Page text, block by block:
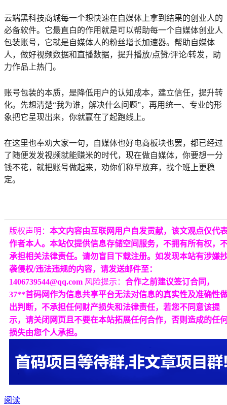
云端黑科技商城每一个想快速在自媒体上拿到结果的创业人的
必备软件。它最直白的作用就是可以帮助每一个自媒体创业人
包装账号，它就是自媒体人的粉丝增长加速器。帮助自媒体
人，做好视频数据和直播数据，提升播放/点赞/评论/转发，助
力作品上热门。
账号包装的本质，是降低用户的认知成本，建立信任，提升转
化。先想清楚“我为谁，解决什么问题”，再用统一、专业的形
象把它呈现出来，你就赢在了起跑线上。
在这里也奉劝大家一句，自媒体也好电商板块也罢，都已经过
了随便发发视频就能赚米的时代，现在做自媒体，你要想一分
钱不花，就把账号做起来，劝你们称早放弃，找个班上更稳
定。
版权声明： 本文内容由互联网用户自发贡献，该文观点仅代
作者本人。本站仅提供信息存储空间服务，不拥有所有权，
承担相关法律责任。请勿盲目下载注册。如发现本站有涉嫌
袭侵权/违法违规的内容，请发送邮件至：
1406739544@qq.com 风险提示： 合作之前建议签订合同，
37**首码网作为信息共享平台无法对信息的真实性及准确性
出判断，不承担任何财产损失和法律责任，若您不同意该提
示，请关闭网页且不要在本站拓展任何合作，否则造成的任
损失由您个人承担。
阅读